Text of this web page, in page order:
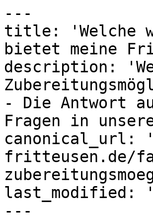
---
title: 'Welche
bietet meine
description:
- Die Antwort
Fragen in
canonical_url:
fritteusen.de/
last_modified:
---